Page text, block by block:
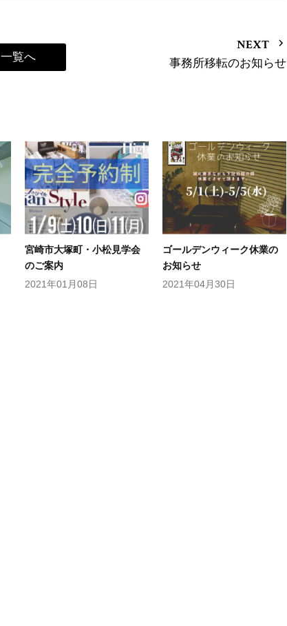
一覧へ
NEXT
事務所移転のお知らせ
宮崎市大塚町・小松見学会
のご案内
2021年01月08日
ゴールデンウィーク休業の
お知らせ
2021年04月30日